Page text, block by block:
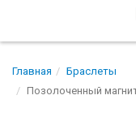
Главная
Браслеты
Позолоченный